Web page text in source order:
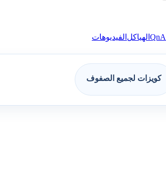
QnA الهياكل الفيديوهات
كويزات لجميع الصفوف